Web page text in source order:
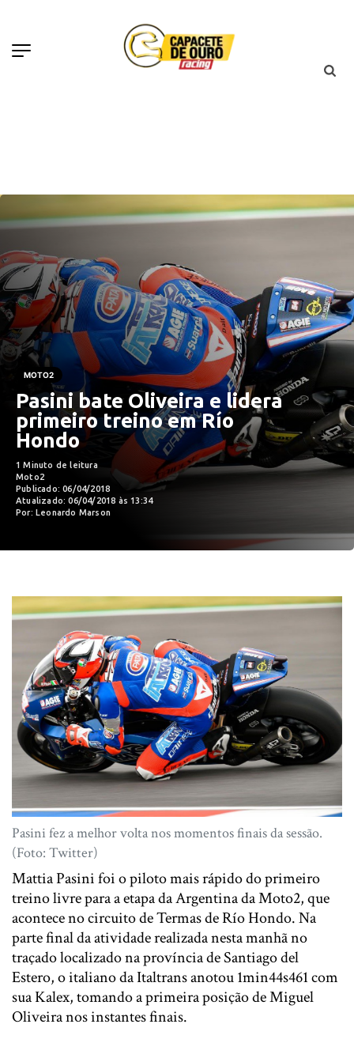
MOTO2
Pasini bate Oliveira e lidera
primeiro treino em Río
Hondo
1 Minuto de leitura
Moto2
Publicado: 06/04/2018
Atualizado: 06/04/2018 às 13:34
Por: Leonardo Marson
Pasini fez a melhor volta nos momentos finais da sessão.
(Foto: Twitter)
Mattia Pasini foi o piloto mais rápido do primeiro
treino livre para a etapa da Argentina da Moto2, que
acontece no circuito de Termas de Río Hondo. Na
parte final da atividade realizada nesta manhã no
traçado localizado na província de Santiago del
Estero, o italiano da Italtrans anotou 1min44s461 com
sua Kalex, tomando a primeira posição de Miguel
Oliveira nos instantes finais.